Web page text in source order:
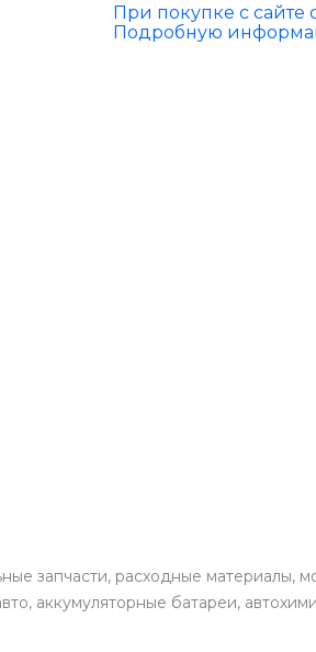
При покупке с сайте
Подробную
запчасти, расходные материалы,
аккумуляторные батареи,